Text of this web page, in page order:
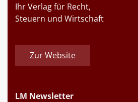
Ihr Verlag für Recht,
Steuern und Wirtschaft
Zur Website
LM Newsletter